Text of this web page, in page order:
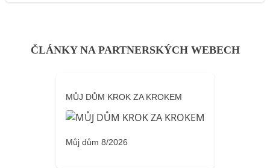
ČLÁNKY NA PARTNERSKÝCH WEBECH
MŮJ DŮM KROK ZA KROKEM
Můj dům 8/2026